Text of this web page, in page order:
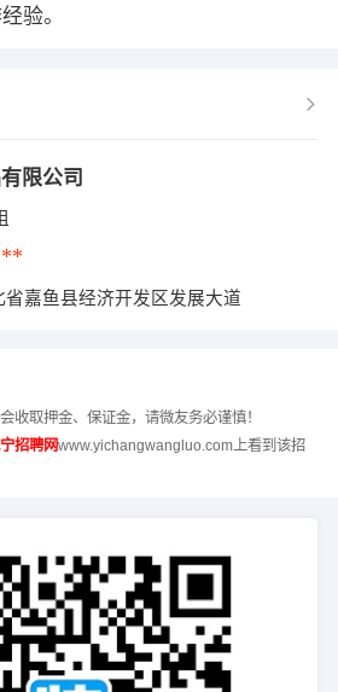
验。
限公司
省嘉鱼县经济开发区发展大道
收取押金、保证金，请微友务必谨慎！
招聘网www.yichangwangluo.com上看到该招